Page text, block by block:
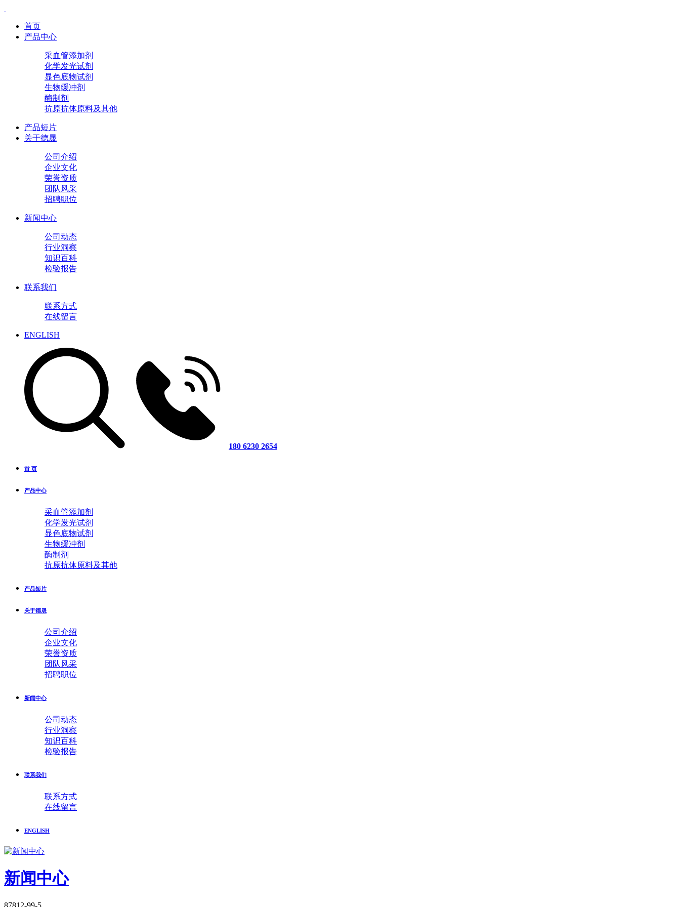
首页
产品中心
采血管添加剂
化学发光试剂
显色底物试剂
生物缓冲剂
酶制剂
抗原抗体原料及其他
产品短片
关于德晟
公司介绍
企业文化
荣誉资质
团队风采
招聘职位
新闻中心
公司动态
行业洞察
知识百科
检验报告
联系我们
联系方式
在线留言
ENGLISH
180 6230 2654
首 页
产品中心
采血管添加剂
化学发光试剂
显色底物试剂
生物缓冲剂
酶制剂
抗原抗体原料及其他
产品短片
关于德晟
公司介绍
企业文化
荣誉资质
团队风采
招聘职位
新闻中心
公司动态
行业洞察
知识百科
检验报告
联系我们
联系方式
在线留言
ENGLISH
新闻中心
87812-99-5